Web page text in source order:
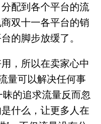
配到各个平台的流
双十一各平台的销
的脚步放缓了。
，所以在卖家心中
量可以解决任何事
的追求流量反而忽
什么，让更多人在